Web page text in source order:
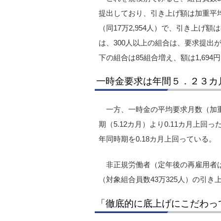
提出しており、引き上げ額は加重平
（同17万2,954人）で、引き上げ額
は、300人以上の組合は、要求提出
下の組合は85組合増え、額は1,694
一時金要求は年間５．２３
一方、一時金の平均要求月数（加
期（5.12カ月）より0.11カ月上回っ
年同時期を0.18カ月上回っている。
非正規労働者（定年後の再雇用者
（対象組合員数43万325人）の引き
「徹底的に底上げにこだわ